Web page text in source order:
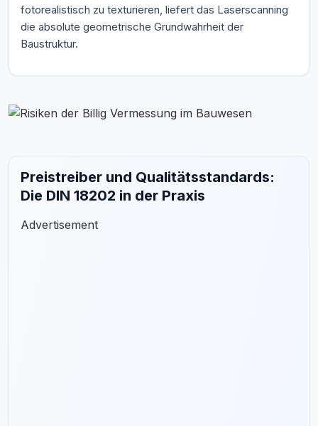
fotorealistisch zu texturieren, liefert das Laserscanning
die absolute geometrische Grundwahrheit der
Baustruktur.
Preistreiber und Qualitätsstandards:
Die DIN 18202 in der Praxis
Advertisement